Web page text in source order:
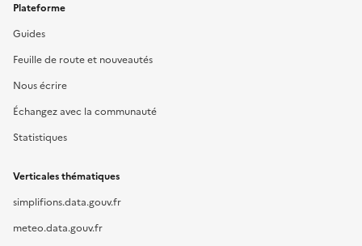
Plateforme
Guides
Feuille de route et nouveautés
Nous écrire
Échangez avec la communauté
Statistiques
Verticales thématiques
simplifions.data.gouv.fr
meteo.data.gouv.fr